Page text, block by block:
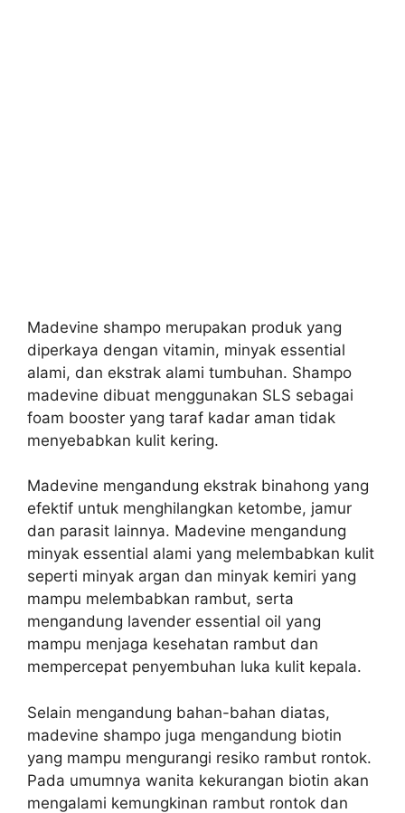
Madevine shampo merupakan produk yang
diperkaya dengan vitamin, minyak essential
alami, dan ekstrak alami tumbuhan. Shampo
madevine dibuat menggunakan SLS sebagai
foam booster yang taraf kadar aman tidak
menyebabkan kulit kering.
Madevine mengandung ekstrak binahong yang
efektif untuk menghilangkan ketombe, jamur
dan parasit lainnya. Madevine mengandung
minyak essential alami yang melembabkan kulit
seperti minyak argan dan minyak kemiri yang
mampu melembabkan rambut, serta
mengandung lavender essential oil yang
mampu menjaga kesehatan rambut dan
mempercepat penyembuhan luka kulit kepala.
Selain mengandung bahan-bahan diatas,
madevine shampo juga mengandung biotin
yang mampu mengurangi resiko rambut rontok.
Pada umumnya wanita kekurangan biotin akan
mengalami kemungkinan rambut rontok dan